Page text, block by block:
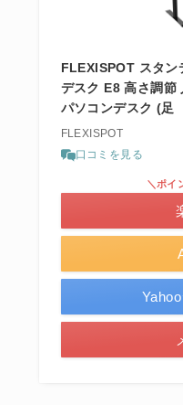
FLEXISPOT スタン
デスク E8 高さ調節
パソコンデスク (足
FLEXISPOT
口コミを見る
＼ポイ